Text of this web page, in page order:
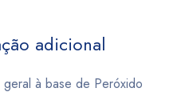
adicional
à base de Peróxido